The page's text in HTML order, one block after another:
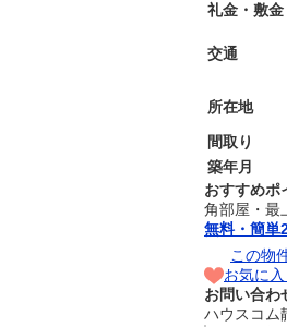
礼金・敷金
交通
所在地
間取り
築年月
おすすめポ
角部屋・最
無料・簡単
この物
お気に
お問い合わ
ハウスコ
間取り